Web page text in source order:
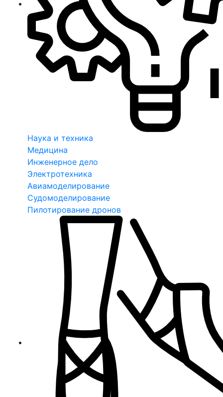
Наука и техника
Медицина
Инженерное дело
Электротехника
Авиамоделирование
Судомоделирование
Пилотирование дронов